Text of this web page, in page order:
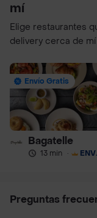
mí
Elige restaurantes
delivery cerca de mí
Envío Gratis
Bagatelle
13 min ·
Preguntas